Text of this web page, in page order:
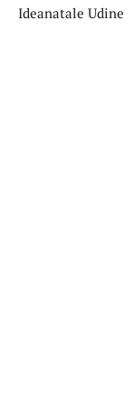
Ideanatale Udine